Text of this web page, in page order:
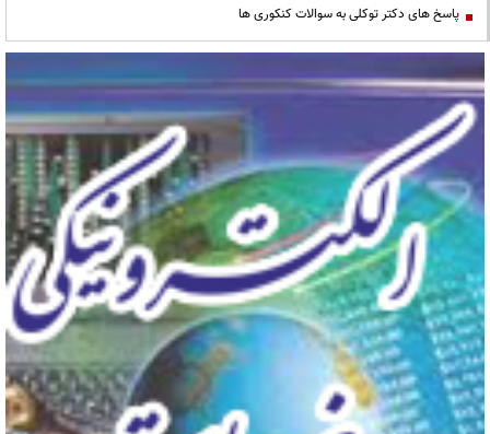
پاسخ های دکتر توکلی به سوالات کنکوری ها